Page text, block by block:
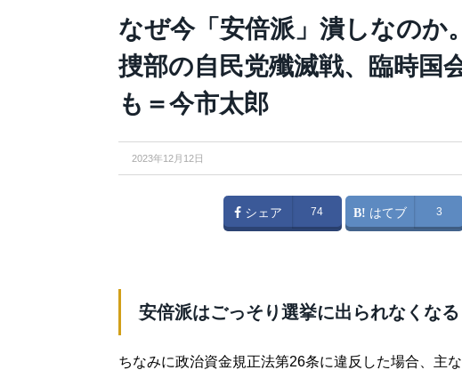
なぜ今「安倍派」潰しなのか
捜部の自民党殲滅戦、臨時国
も＝今市太郎
2023年12月12日
シェア 74 はてブ 3
安倍派はごっそり選挙に出られなくなる
ちなみに政治資金規正法第26条に違反した場合、主